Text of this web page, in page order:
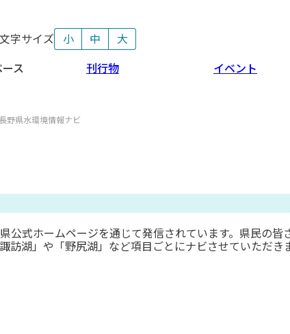
文字サイズ 小 中
大
ス 刊行物 イベント
長野県水環境情報ナビ
式ホームページを通じて発信されています。県民の皆
湖」や「野尻湖」など項目ごとにナビさせていただき